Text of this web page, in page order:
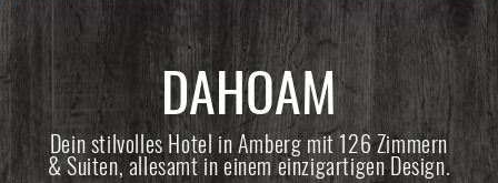
DAHOAM
Dein stilvolles Hotel in Amberg mit 126 Zimmern
& Suiten, allesamt in einem einzigartigen Design.